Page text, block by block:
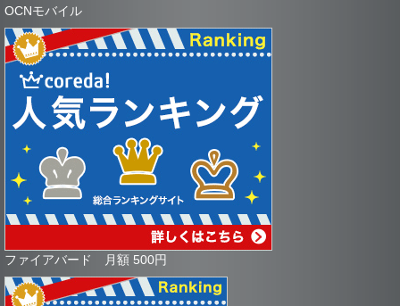
OCNモバイル
ファイアバード 月額 500円